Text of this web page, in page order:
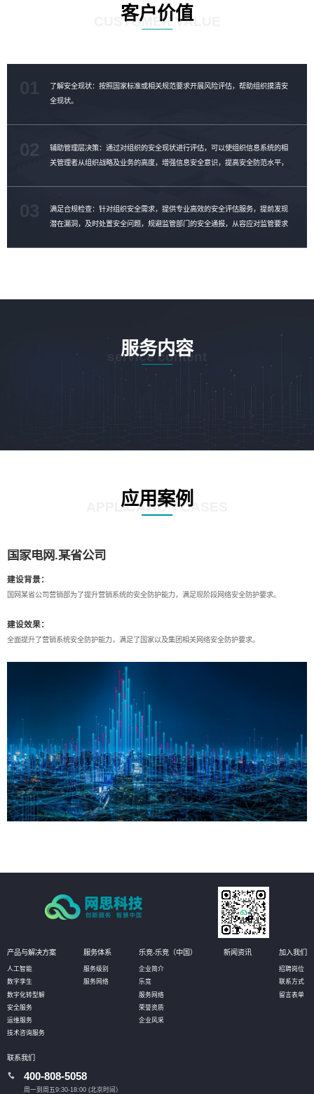
客户价值
CUSTOMER VALUE
了解安全现状：按照国家标准或相关规范要求开展风险评估，帮助组织摸清安
全现状。
辅助管理层决策：通过对组织的安全现状进行评估，可以使组织信息系统的相
关管理者从组织战略及业务的高度，增强信息安全意识，提高安全防范水平，
02
满足合规检查：针对组织安全需求，提供专业高效的安全评估服务，提前发现
潜在漏洞，及时处置安全问题，规避监管部门的安全通报，从容应对监管要求
03
服务内容
service content
应用案例
APPLICATION CASES
国家电网.某省公司
建设背景：
国网某省公司营销部为了提升营销系统的安全防护能力，满足现阶段网络安全防护要求。
建设效果：
全面提升了营销系统安全防护能力，满足了国家以及集团相关网络安全防护要求。
产品与解决方案
人工智能
数字孪生
数字化转型解
安全服务
运维服务
技术咨询服务
服务体系
服务级别
服务网络
乐竞-乐竞（中国）
企业简介
乐竞
服务网络
荣誉资质
企业风采
新闻资讯 加入我们
招聘岗位
联系方式
留言表单
联系我们
400-808-5058
周一到周五9:30-18:00 (北京时间）